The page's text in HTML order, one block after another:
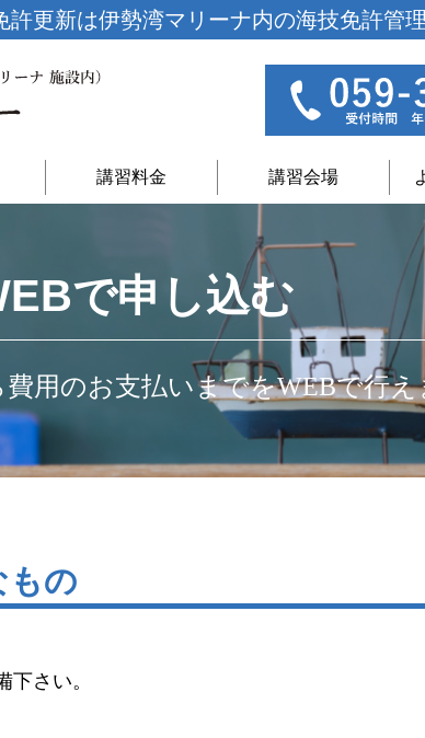
許更新は伊勢湾マリーナ内の海技免許管
講習料金 講習会場
で申し込む
用のお支払いまでをWEBで行え
もの
さい。